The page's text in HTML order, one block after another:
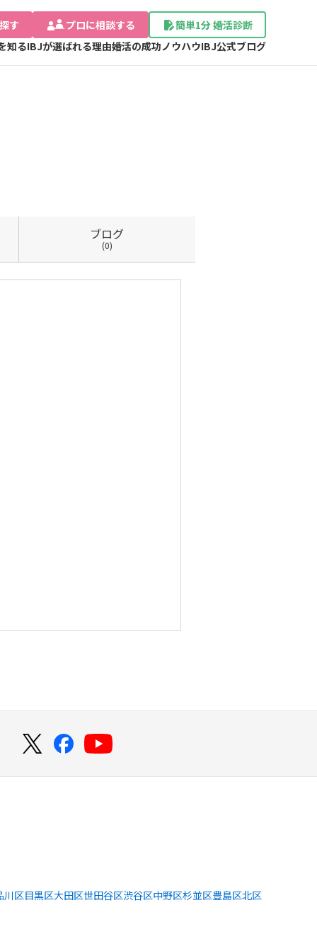
す プロに相談する
簡単1分 婚活診断
知るIBJが選ばれる理由婚活の成功ノウハウIBJ公式ブログ
ブログ
(0)
川区目黒区大田区世田谷区渋谷区中野区杉並区豊島区北区